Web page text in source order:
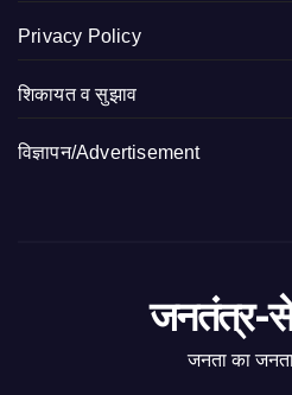
Privacy Policy
शिकायत व सुझाव
विज्ञापन/Advertisement
जनतंत्र-
जनता का